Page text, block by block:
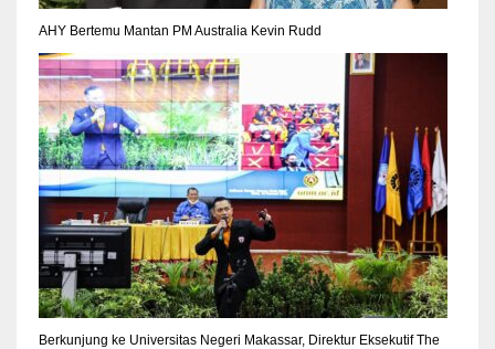
AHY Bertemu Mantan PM Australia Kevin Rudd
Berkunjung ke Universitas Negeri Makassar, Direktur Eksekutif The